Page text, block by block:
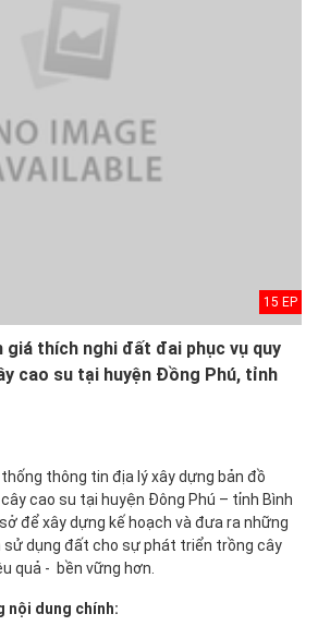
15 EP
giá thích nghi đất đai phục vụ quy
cao su tại huyện Đồng Phú, tỉnh
thông tin địa lý xây dựng bản đồ
cao su tại huyện Đông Phú – tỉnh Bình
để xây dựng kế hoạch và đưa ra những
sử dụng đất cho sự phát triển trồng cây
quả - bền vững hơn.
nội dung chính: